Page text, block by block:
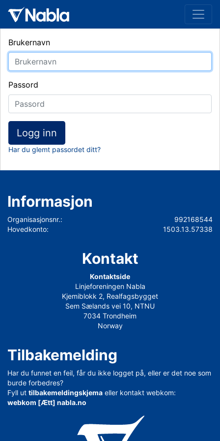
Brukernavn
Passord
Logg inn
Har du glemt passordet ditt?
Informasjon
Organisasjonsnr.:
992168544
Hovedkonto:
1503.13.57338
Kontakt
Kontaktside
Linjeforeningen Nabla
Kjemiblokk 2, Realfagsbygget
Sem Sælands vei 10, NTNU
7034 Trondheim
Norway
Tilbakemelding
Har du funnet en feil, får du ikke logget på, eller er det noe som
burde forbedres?
Fyll ut tilbakemeldingskjema eller kontakt webkom:
webkom [Ætt] nabla.no